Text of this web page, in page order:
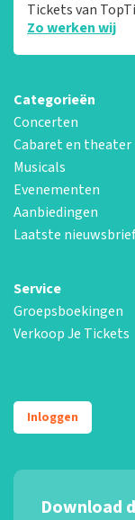
Tickets van
Zo werken wij
Categorieën
Concerten
Cabaret en theater
Musicals
Evenementen
Aanbiedingen
Laatste nieuwsbrief
Service
Groepsboekingen
Verkoop Je Tickets
Inloggen
Download